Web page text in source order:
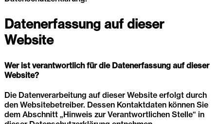
Datenerfassung auf dieser
Website
Wer ist verantwortlich für die Datenerfassung auf dieser
Website?
Die Datenverarbeitung auf dieser Website erfolgt durch
den Websitebetreiber. Dessen Kontaktdaten können Sie
dem Abschnitt „Hinweis zur Verantwortlichen Stelle“ in